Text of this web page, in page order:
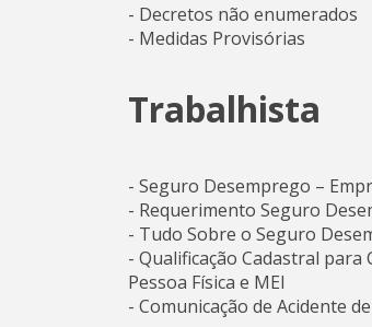
- Decretos não enumerados
- Medidas Provisórias
Trabalhista
- Seguro Desemprego –
- Requerimento Seguro
- Tudo Sobre o Seguro
- Qualificação Cadastral
Pessoa Física e MEI
- Comunicação de Acidente